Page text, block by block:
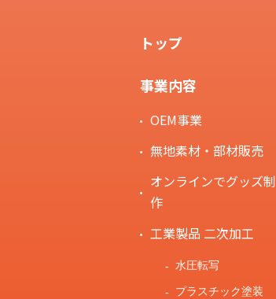
トップ
事業内容
OEM事業
無地素材・部材販売
オンラインでグッズ制
作
工業製品 二次加工
水圧転写
プラスチック塗装